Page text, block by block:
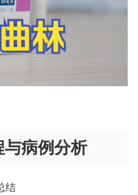
病例分析
结